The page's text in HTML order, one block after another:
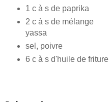
1 c à s de paprika
2 c à s de mélange
yassa
sel, poivre
6 c à s d'huile de friture